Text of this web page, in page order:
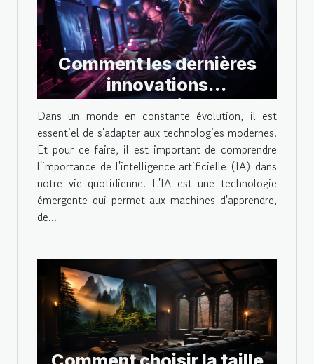
Comment les dernières
innovations
technologiques
améliorent-elles
l'expérience de jeu en ligne
?
Dans un monde en constante évolution, il est
essentiel de s'adapter aux technologies modernes.
Et pour ce faire, il est important de comprendre
l'importance de l'intelligence artificielle (IA) dans
notre vie quotidienne. L'IA est une technologie
émergente qui permet aux machines d'apprendre,
de...